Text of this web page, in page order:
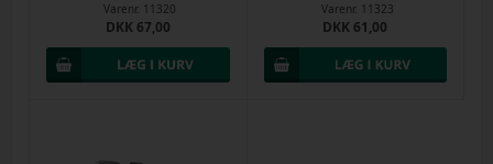
Varenr. 11320
DKK 67,00
Varenr. 11323
DKK 61,00